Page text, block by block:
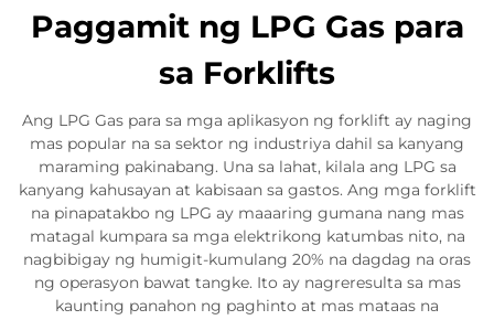
Paggamit ng LPG Gas para
sa Forklifts
Ang LPG Gas para sa mga aplikasyon ng forklift ay naging
mas popular na sa sektor ng industriya dahil sa kanyang
maraming pakinabang. Una sa lahat, kilala ang LPG sa
kanyang kahusayan at kabisaan sa gastos. Ang mga forklift
na pinapatakbo ng LPG ay maaaring gumana nang mas
matagal kumpara sa mga elektrikong katumbas nito, na
nagbibigay ng humigit-kumulang 20% na dagdag na oras
ng operasyon bawat tangke. Ito ay nagreresulta sa mas
kaunting panahon ng paghinto at mas mataas na